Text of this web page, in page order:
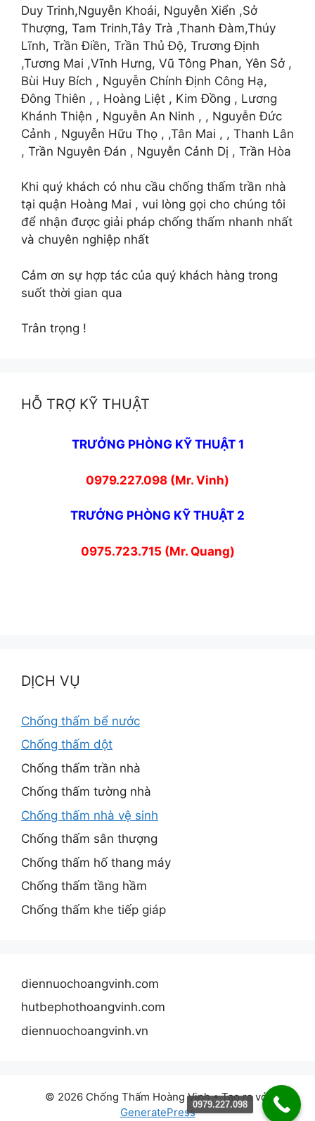
Duy Trinh,Nguyễn Khoái, Nguyễn Xiển ,Sở
Thượng, Tam Trinh,Tây Trà ,Thanh Đàm,Thúy
Lĩnh, Trần Điền, Trần Thủ Độ, Trương Định
,Tương Mai ,Vĩnh Hưng, Vũ Tông Phan, Yên Sở ,
Bùi Huy Bích , Nguyễn Chính Định Công Hạ,
Đông Thiên , , Hoàng Liệt , Kim Đồng , Lương
Khánh Thiện , Nguyễn An Ninh , , Nguyễn Đức
Cảnh , Nguyễn Hữu Thọ , ,Tân Mai , , Thanh Lân
, Trần Nguyên Đán , Nguyễn Cảnh Dị , Trần Hòa
Khi quý khách có nhu cầu chống thấm trần nhà
tại quận Hoàng Mai , vui lòng gọi cho chúng tôi
để nhận được giải pháp chống thấm nhanh nhất
và chuyên nghiệp nhất
Cảm ơn sự hợp tác của quý khách hàng trong
suốt thời gian qua
Trân trọng !
HỖ TRỢ KỸ THUẬT
TRƯỞNG PHÒNG KỸ THUẬT 1
0979.227.098 (Mr. Vinh)
TRƯỞNG PHÒNG KỸ THUẬT 2
0975.723.715 (Mr. Quang)
DỊCH VỤ
Chống thấm bể nước
Chống thấm dột
Chống thấm trần nhà
Chống thấm tường nhà
Chống thấm nhà vệ sinh
Chống thấm sân thượng
Chống thấm hố thang máy
Chống thấm tầng hầm
Chống thấm khe tiếp giáp
diennuochoangvinh.com
hutbephothoangvinh.com
diennuochoangvinh.vn
© 2026 Chống Thấm Hoàng Vinh• Tạo ra với
GeneratePress
0979.227.098